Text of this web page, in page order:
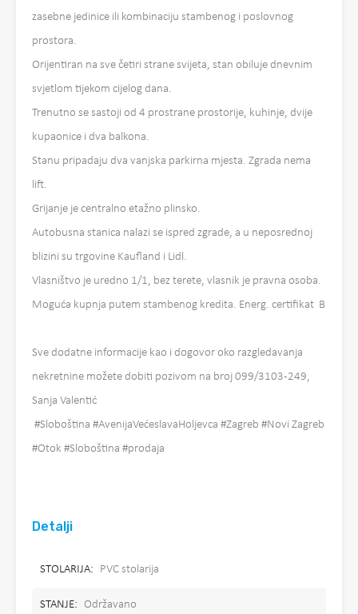
zasebne jedinice ili kombinaciju stambenog i poslovnog
prostora.
Orijentiran na sve četiri strane svijeta, stan obiluje dnevnim
svjetlom tijekom cijelog dana.
Trenutno se sastoji od 4 prostrane prostorije, kuhinje, dvije
kupaonice i dva balkona.
Stanu pripadaju dva vanjska parkirna mjesta. Zgrada nema
lift.
Grijanje je centralno etažno plinsko.
Autobusna stanica nalazi se ispred zgrade, a u neposrednoj
blizini su trgovine Kaufland i Lidl.
Vlasništvo je uredno 1/1, bez terete, vlasnik je pravna osoba.
Moguća kupnja putem stambenog kredita. Energ. certifikat B
Sve dodatne informacije kao i dogovor oko razgledavanja
nekretnine možete dobiti pozivom na broj 099/3103-249,
Sanja Valentić
#Sloboština #AvenijaVećeslavaHoljevca #Zagreb #Novi Zagreb
#Otok #Sloboština #prodaja
Detalji
STOLARIJA: PVC stolarija
STANJE: Održavano